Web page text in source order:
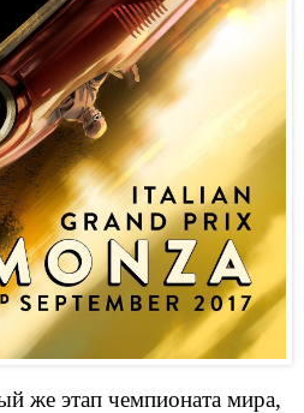
же этап чемпионата мира,